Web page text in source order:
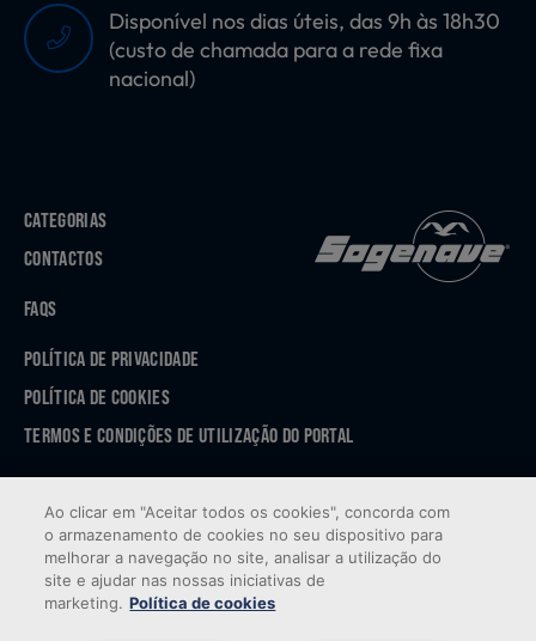
Disponível nos dias úteis, das 9h às 18h30
(custo de chamada para a rede fixa
nacional)
CATEGORIAS
CONTACTOS
FAQS
POLÍTICA DE PRIVACIDADE
POLÍTICA DE COOKIES
TERMOS E CONDIÇÕES DE UTILIZAÇÃO DO PORTAL
GOOGLE PLAY
Ao clicar em "Aceitar todos os cookies", concorda com
o armazenamento de cookies no seu dispositivo para
melhorar a navegação no site, analisar a utilização do
site e ajudar nas nossas iniciativas de
marketing. Política de cookies